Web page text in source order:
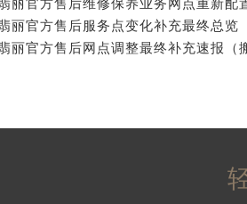
辽宁省抚顺市新抚区东一路百达翡丽
辽宁省阜新市海州区解放大街百达翡
辽宁省铁岭市银州区南马路百达翡丽
辽宁省营口市站前区市府路与渤海大